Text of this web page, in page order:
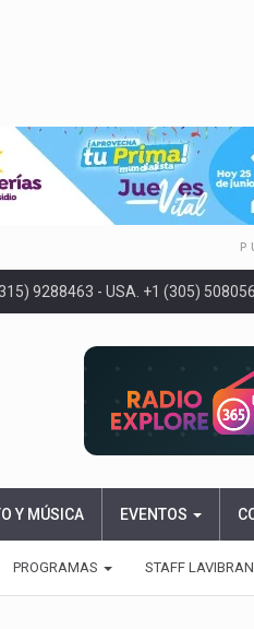
9288463 - USA. +1 (305)
Y MÚSICA EVENTOS
PROGRAMAS STAFF